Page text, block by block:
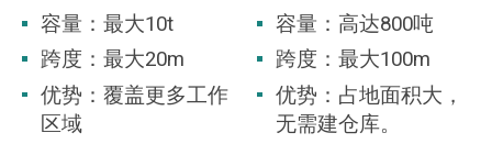
容量：最大10t
跨度：最大20m
优势：覆盖更多工作
区域
容量：高达800吨
跨度：最大100m
优势：占地面积大，
无需建仓库。